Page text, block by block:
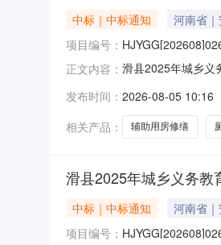
中标｜中标通知 河南省
项目编号：
正文内容： 滑县2025年城乡义
助资金项目（项
条件，现对该项目
发布时间： 2026-08-05 10:16
相关产品：
辅助用房修缮
滑县2025年城乡义务教
中标｜中标通知 河南省
项目编号：